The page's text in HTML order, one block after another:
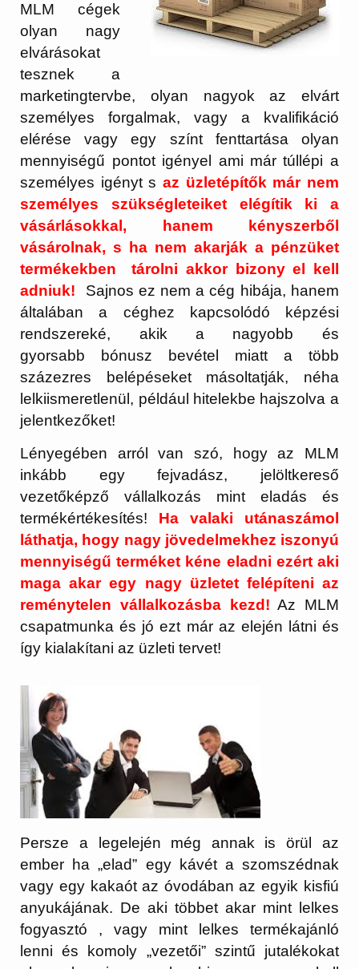
MLM cégek
olyan nagy
elvárásokat
tesznek a
marketingtervbe, olyan nagyok az elvárt
személyes forgalmak, vagy a kvalifikáció
elérése vagy egy színt fenttartása olyan
mennyiségű pontot igényel ami már túllépi a
személyes igényt s az üzletépítők már nem
személyes szükségleteiket elégítik ki a
vásárlásokkal, hanem kényszerből
vásárolnak, s ha nem akarják a pénzüket
termékekben tárolni akkor bizony el kell
adniuk!
Sajnos ez nem a cég hibája, hanem
általában a céghez kapcsolódó képzési
rendszereké, akik a nagyobb és
gyorsabb bónusz bevétel miatt a több
százezres belépéseket másoltatják, néha
lelkiismeretlenül, például hitelekbe hajszolva a
jelentkezőket!
Lényegében arról van szó, hogy az MLM
inkább egy fejvadász, jelöltkereső
vezetőképző vállalkozás mint eladás és
termékértékesítés! Ha valaki utánaszámol
láthatja, hogy nagy jövedelmekhez iszonyú
mennyiségű terméket kéne eladni ezért aki
maga akar egy nagy üzletet felépíteni az
reménytelen vállalkozásba kezd! Az MLM
csapatmunka és jó ezt már az elején látni és
így kialakítani az üzleti tervet!
Persze a legelején még annak is örül az
ember ha „elad” egy kávét a szomszédnak
vagy egy kakaót az óvodában az egyik kisfiú
anyukájának. De aki többet akar mint lelkes
fogyasztó , vagy mint lelkes termékajánló
lenni és komoly „vezetői” szintű jutalékokat